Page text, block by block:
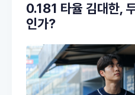
0.181 타율 김대한,
인가?